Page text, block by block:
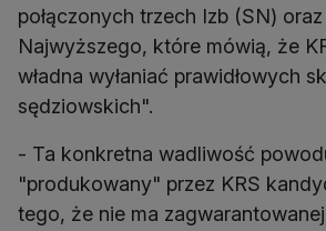
połączonych trzech Izb (SN)
Najwyższego, które mówią, że
władna wyłaniać prawidłowych
sędziowskich".
- Ta konkretna wadliwość
"produkowany" przez KRS
tego, że nie ma